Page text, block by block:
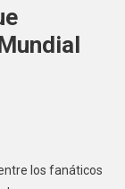
los fanáticos